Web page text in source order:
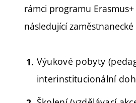
rámci programu
následující
Výukové pobyty
interinstitucionální